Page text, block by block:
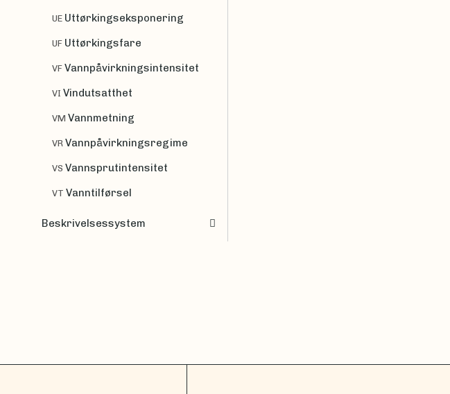
UE Uttørkingseksponering
UF Uttørkingsfare
VF Vannpåvirkningsintensitet
VI Vindutsatthet
VM Vannmetning
VR Vannpåvirkningsregime
VS Vannsprutintensitet
VT Vanntilførsel
Beskrivelsessystem